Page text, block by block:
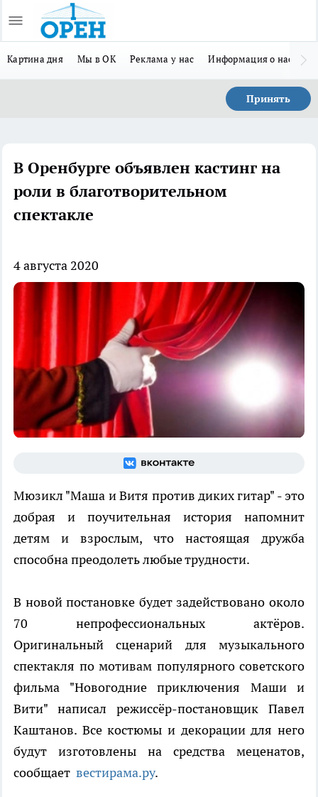
Картина дня Мы в ОК Реклама у нас Информация о нас
Принять
В Оренбурге объявлен кастинг на
роли в благотворительном
спектакле
4 августа 2020
Мюзикл "Маша и Витя против диких гитар" - это
добрая и поучительная история напомнит
детям и взрослым, что настоящая дружба
способна преодолеть любые трудности.
В новой постановке будет задействовано около
70 непрофессиональных актёров.
Оригинальный сценарий для музыкального
спектакля по мотивам популярного советского
фильма "Новогодние приключения Маши и
Вити" написал режиссёр-постановщик Павел
Каштанов. Все костюмы и декорации для него
будут изготовлены на средства меценатов,
сообщает вестирама.ру.